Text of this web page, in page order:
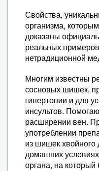
Свойства,
организма,
доказаны
реальных
нетрадиционной
Многим известны
сосновых шишек,
гипертонии и для
инсультов.
расширении вен.
употреблении
из шишек
домашних
органа, на